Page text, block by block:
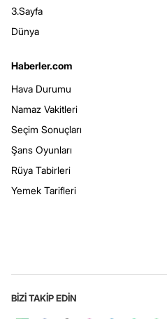
3.Sayfa
Dünya
Haberler.com
Hava Durumu
Namaz Vakitleri
Seçim Sonuçları
Şans Oyunları
Rüya Tabirleri
Yemek Tarifleri
BİZİ TAKİP EDİN